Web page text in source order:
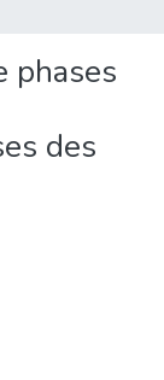
phases
des